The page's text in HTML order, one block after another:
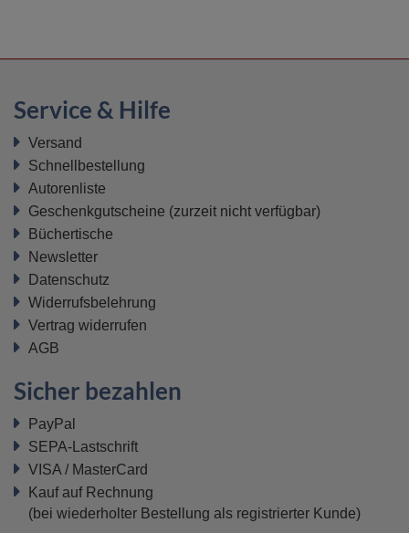
Service & Hilfe
Versand
Schnellbestellung
Autorenliste
Geschenkgutscheine (zurzeit nicht verfügbar)
Büchertische
Newsletter
Datenschutz
Widerrufsbelehrung
Vertrag widerrufen
AGB
Sicher bezahlen
PayPal
SEPA-Lastschrift
VISA / MasterCard
Kauf auf Rechnung
(bei wiederholter Bestellung als registrierter Kunde)